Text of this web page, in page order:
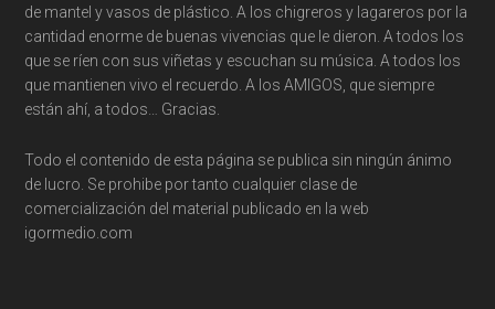
de mantel y vasos de plástico. A los chigreros y lagareros por la
cantidad enorme de buenas vivencias que le dieron. A todos los
que se ríen con sus viñetas y escuchan su música. A todos los
que mantienen vivo el recuerdo. A los AMIGOS, que siempre
están ahí, a todos… Gracias.
Todo el contenido de esta página se publica sin ningún ánimo
de lucro. Se prohibe por tanto cualquier clase de
comercialización del material publicado en la web
igormedio.com